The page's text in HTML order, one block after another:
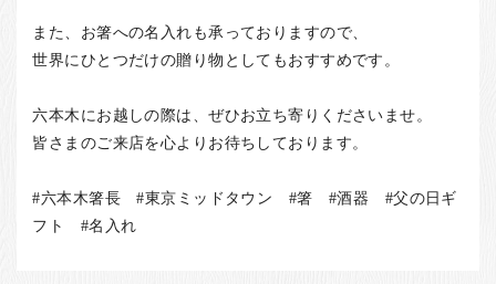
また、お箸への名入れも承っておりますので、
世界にひとつだけの贈り物としてもおすすめです。
六本木にお越しの際は、ぜひお立ち寄りくださいませ。
皆さまのご来店を心よりお待ちしております。
#六本木箸長 #東京ミッドタウン #箸 #酒器 #父の日ギ
フト #名入れ